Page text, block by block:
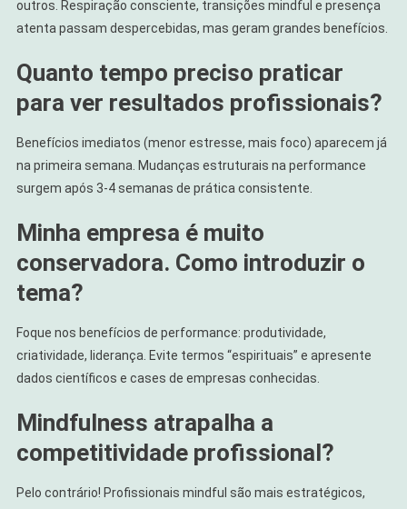
outros. Respiração consciente, transições mindful e presença
atenta passam despercebidas, mas geram grandes benefícios.
Quanto tempo preciso praticar
para ver resultados profissionais?
Benefícios imediatos (menor estresse, mais foco) aparecem já
na primeira semana. Mudanças estruturais na performance
surgem após 3-4 semanas de prática consistente.
Minha empresa é muito
conservadora. Como introduzir o
tema?
Foque nos benefícios de performance: produtividade,
criatividade, liderança. Evite termos “espirituais” e apresente
dados científicos e cases de empresas conhecidas.
Mindfulness atrapalha a
competitividade profissional?
Pelo contrário! Profissionais mindful são mais estratégicos,